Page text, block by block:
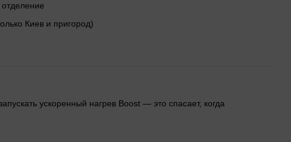
Киев и пригород)
ускоренный нагрев Boost — это спасает, когда